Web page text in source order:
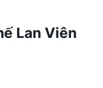
Lan Viên